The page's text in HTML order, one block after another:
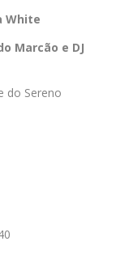
White
Marcão e DJ
do Sereno